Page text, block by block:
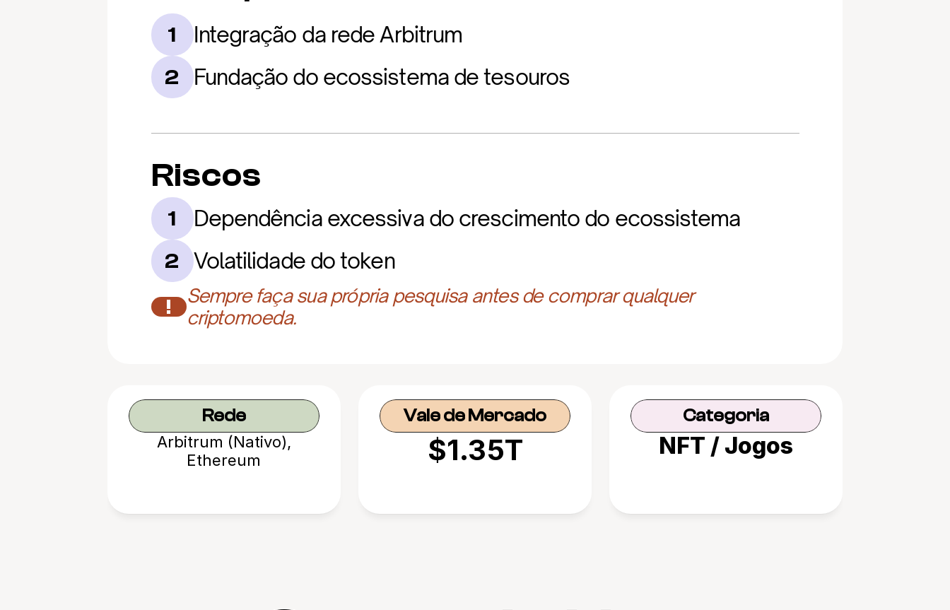
1 Integração da rede Arbitrum
2 Fundação do ecossistema de tesouros
Riscos
1 Dependência excessiva do crescimento do ecossistema
2 Volatilidade do token
!
Sempre faça sua própria pesquisa antes de comprar qualquer
criptomoeda.
Rede
Arbitrum (Nativo),
Ethereum
Vale de Mercado
$1.35T
Categoria
NFT / Jogos